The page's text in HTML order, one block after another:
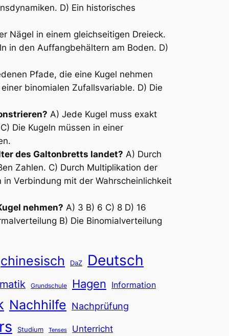
D) Ein historisches
Nägel in einem gleichseitigen Dreieck.
in den Auffangbehältern am Boden. D)
Pfade, die eine Kugel nehmen
binomialen Zufallsvariable. D) Die
A) Jede Kugel muss exakt
Die Kugeln müssen in einer
des Galtonbretts landet? A) Durch
Zahlen. C) Durch Multiplikation der
Verbindung mit der Wahrscheinlichkeit
nehmen? A) 3 B) 6 C) 8 D) 16
B) Die Binomialverteilung
chinesisch DaZ Deutsch
Grundschule Hagen Information
Nachhilfe Nachprüfung
Studium Tenses Unterricht